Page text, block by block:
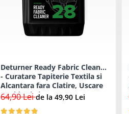
Deturner Ready Fabric Cleaner
- Curatare Tapiterie Textila si
Alcantara fara Clatire, Uscare
Rapida si Sigura - 5L
64,90 Leide la 49,90 Lei